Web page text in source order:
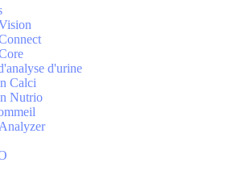
d'urine
Calci
Nutrio